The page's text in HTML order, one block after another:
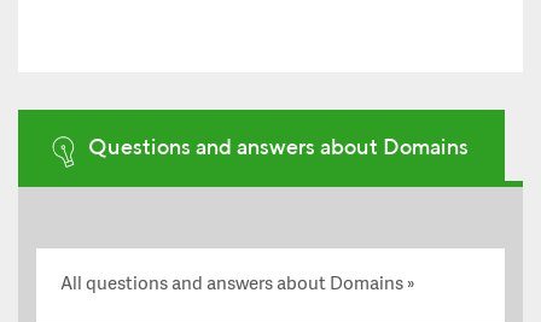
Questions and answers about Domains
All questions and answers about Domains